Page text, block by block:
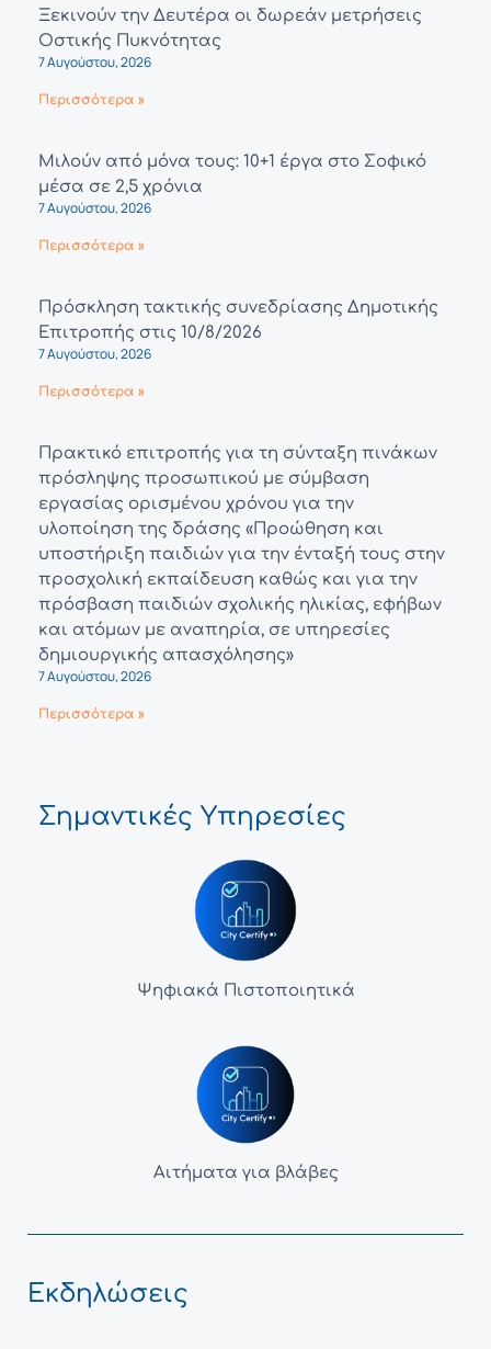
Ξεκινούν την Δευτέρα οι δωρεάν μετρήσεις
Οστικής Πυκνότητας
7 Αυγούστου, 2026
Περισσότερα »
Μιλούν από μόνα τους: 10+1 έργα στο Σοφικό
μέσα σε 2,5 χρόνια
7 Αυγούστου, 2026
Περισσότερα »
Πρόσκληση τακτικής συνεδρίασης Δημοτικής
Επιτροπής στις 10/8/2026
7 Αυγούστου, 2026
Περισσότερα »
Πρακτικό επιτροπής για τη σύνταξη πινάκων
πρόσληψης προσωπικού με σύμβαση
εργασίας ορισμένου χρόνου για την
υλοποίηση της δράσης «Προώθηση και
υποστήριξη παιδιών για την ένταξή τους στην
προσχολική εκπαίδευση καθώς και για την
πρόσβαση παιδιών σχολικής ηλικίας, εφήβων
και ατόμων με αναπηρία, σε υπηρεσίες
δημιουργικής απασχόλησης»
7 Αυγούστου, 2026
Περισσότερα »
Σημαντικές Υπηρεσίες
Ψηφιακά Πιστοποιητικά
Αιτήματα για βλάβες
Εκδηλώσεις